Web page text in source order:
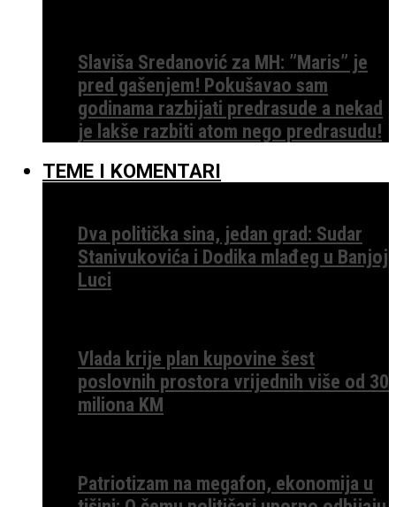
Slaviša Sredanović za MH: ”Maris” je
pred gašenjem! Pokušavao sam
godinama razbijati predrasude a nekad
je lakše razbiti atom nego predrasudu!
TEME I KOMENTARI
Dva politička sina, jedan grad: Sudar
Stanivukovića i Dodika mlađeg u Banjoj
Luci
Vlada krije plan kupovine šest
poslovnih prostora vrijednih više od 30
miliona KM
Patriotizam na megafon, ekonomija u